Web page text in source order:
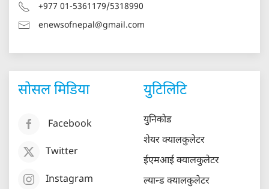
+977 01-5361179/5318990
enewsofnepal@gmail.com
सोसल मिडिया
Facebook
Twitter
Instagram
युटिलिटि
युनिकोड
शेयर क्यालकुलेटर
ईएमआई क्यालकुलेटर
ल्यान्ड क्यालकुलेटर